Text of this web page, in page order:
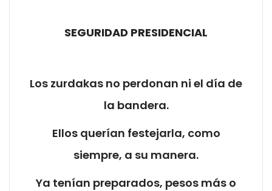
SEGURIDAD PRESIDENCIAL
Los zurdakas no perdonan ni el día de
la bandera.
Ellos querían festejarla, como
siempre, a su manera.
Ya tenían preparados, pesos más o